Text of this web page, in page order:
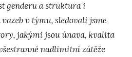
genderu a struktura i
v týmu, sledovali jsme
jakými jsou únava, kvalita
nadlimitní zátěže